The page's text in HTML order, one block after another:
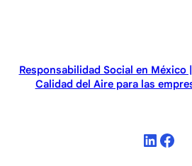
Responsabilidad Social en México
Calidad del Aire para las
LinkedIn Facebook